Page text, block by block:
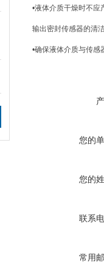
•液体介质干燥时不
输出密封传感器的清
•确保液体介质与传感
您的
您的
联系
常用